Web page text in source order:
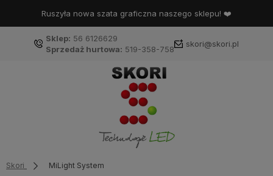
Ruszyła nowa szata graficzna naszego sklepu! ❤️
Sklep: 56 6126629
Sprzedaż hurtowa: 519-358-758
skori@skori.pl
Skori MiLight System